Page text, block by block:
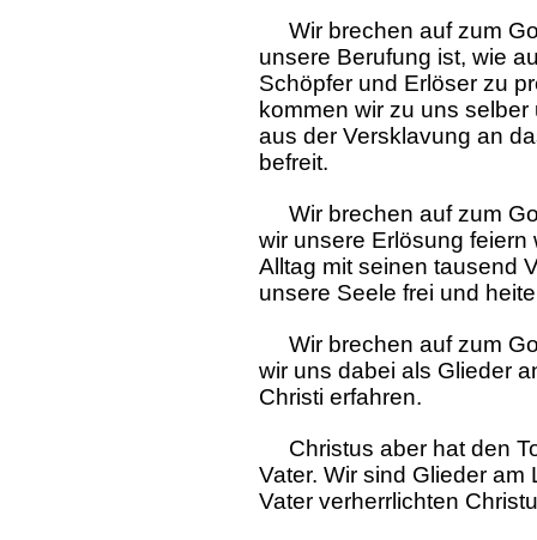
Wir brechen auf zum
unsere Berufung ist, wie
Schöpfer und Erlöser zu
kommen wir zu uns
aus der Versklavung an
befreit.
Wir brechen auf zum
wir unsere Erlösung
Alltag mit seinen tausend
unsere Seele frei und
Wir brechen auf zum
wir uns dabei als Glieder
Christi erfahren.
Christus aber hat den
Vater. Wir sind Glieder
Vater verherrlichten